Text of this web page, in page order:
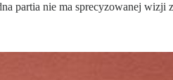
partia nie ma sprecyzowanej wizji